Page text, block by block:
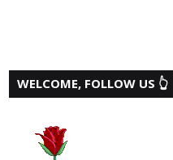
WELCOME, FOLLOW US 👆